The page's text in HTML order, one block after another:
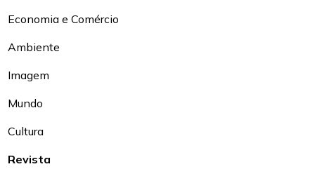
Economia e Comércio
Ambiente
Imagem
Mundo
Cultura
Revista